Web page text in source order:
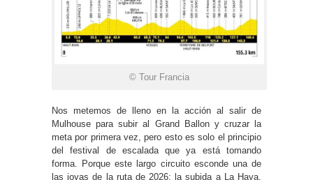
© Tour Francia
Nos metemos de lleno en la acción al salir de
Mulhouse para subir al Grand Ballon y cruzar la
meta por primera vez, pero esto es solo el principio
del festival de escalada que ya está tomando
forma. Porque este largo circuito esconde una de
las joyas de la ruta de 2026: la subida a La Haya,